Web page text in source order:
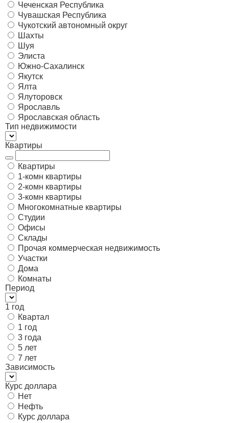
Чеченская Республика
Чувашская Республика
Чукотский автономный округ
Шахты
Шуя
Элиста
Южно-Сахалинск
Якутск
Ялта
Ялуторовск
Ярославль
Ярославская область
Тип недвижимости
Квартиры
Квартиры
1-комн квартиры
2-комн квартиры
3-комн квартиры
Многокомнатные квартиры
Студии
Офисы
Склады
Прочая коммерческая недвижимость
Участки
Дома
Комнаты
Период
1 год
Квартал
1 год
3 года
5 лет
7 лет
Зависимость
Курс доллара
Нет
Нефть
Курс доллара